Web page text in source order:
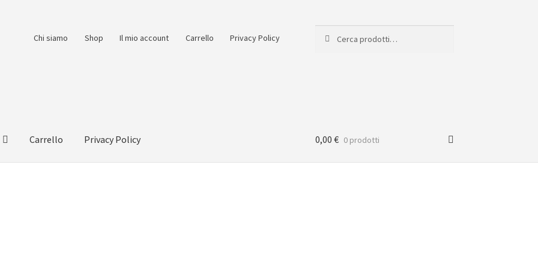
Chi siamo Shop Il mio account Carrello Privacy Policy
Carrello Privacy Policy 0,00 € 0 prodotti